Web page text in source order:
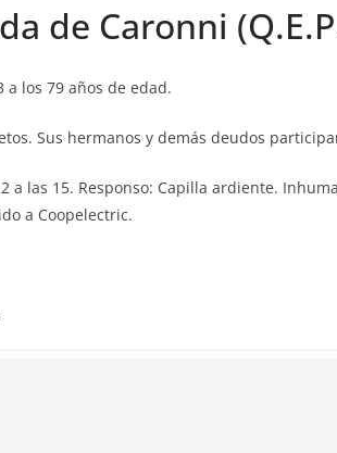
de Caronni
los 79 años de edad.
Sus hermanos y demás deudos
a las 15. Responso: Capilla ardiente.
a Coopelectric.